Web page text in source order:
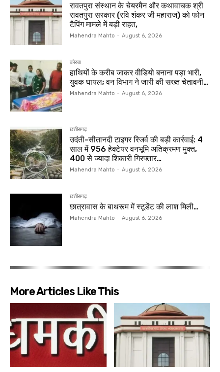
रावतपुरा संस्थान के चेयरमैन और कथावाचक श्री
रावतपुरा सरकार (रवि शंकर जी महाराज) को फोन
टैपिंग मामले में बड़ी राहत,
Mahendra Mahto - August 6, 2026
कोरबा
हाथियों के करीब जाकर वीडियो बनाना पड़ा भारी,
युवक घायल; वन विभाग ने जारी की सख्त चेतावनी…
Mahendra Mahto - August 6, 2026
छत्तीसगढ़
उदंती-सीतानदी टाइगर रिजर्व की बड़ी कार्रवाई: 4
साल में 956 हेक्टेयर वनभूमि अतिक्रमण मुक्त,
400 से ज्यादा शिकारी गिरफ्तार…
Mahendra Mahto - August 6, 2026
छत्तीसगढ़
छात्रावास के बाथरूम में स्टूडेंट की लाश मिली…
Mahendra Mahto - August 6, 2026
More Articles Like This